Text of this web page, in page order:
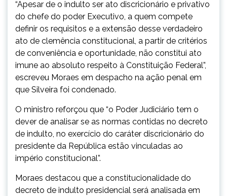
“Apesar de o indulto ser ato discricionário e privativo
do chefe do poder Executivo, a quem compete
definir os requisitos e a extensão desse verdadeiro
ato de clemência constitucional, a partir de critérios
de conveniência e oportunidade, não constitui ato
imune ao absoluto respeito à Constituição Federal”,
escreveu Moraes em despacho na ação penal em
que Silveira foi condenado.
O ministro reforçou que “o Poder Judiciário tem o
dever de analisar se as normas contidas no decreto
de indulto, no exercício do caráter discricionário do
presidente da República estão vinculadas ao
império constitucional”.
Moraes destacou que a constitucionalidade do
decreto de indulto presidencial será analisada em